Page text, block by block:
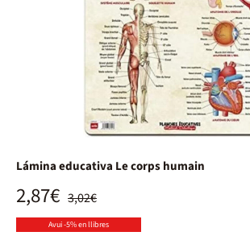
Lámina educativa Le corps humain
3,02€
2,87€
Avui -5% en llibres